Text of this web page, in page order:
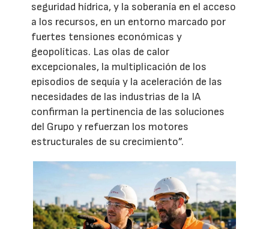
seguridad hídrica, y la soberanía en el acceso
a los recursos, en un entorno marcado por
fuertes tensiones económicas y
geopolíticas. Las olas de calor
excepcionales, la multiplicación de los
episodios de sequía y la aceleración de las
necesidades de las industrias de la IA
confirman la pertinencia de las soluciones
del Grupo y refuerzan los motores
estructurales de su crecimiento”.